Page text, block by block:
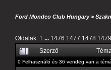
Ford Mondeo Club Hungary>
Oldalak: 1 ... 1476 1477 1478 1479
Szerző
0 Felhasználó és 36 vendég van a